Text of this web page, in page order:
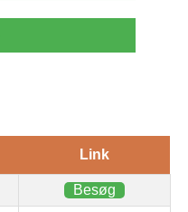
Link
Besøg